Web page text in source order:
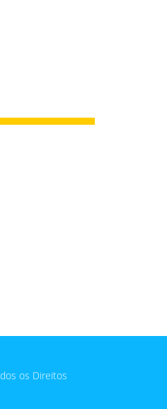
os Direitos